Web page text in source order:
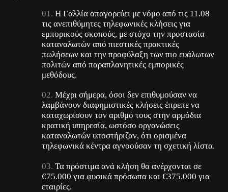
Η Γαλλία απαγορεύει με νόμο από τις 11.08
τις ανεπιθύμητες τηλεφωνικές κλήσεις για
εμπορικούς σκοπούς, με στόχο την προστασία
καταναλωτών από πιεστικές πρακτικές
πωλήσεων και την προφύλαξη των πιο ευάλωτων
πολιτών από παραπλανητικές εμπορικές
μεθόδους.
Μέχρι σήμερα, όσοι δεν επιθυμούσαν να
λαμβάνουν διαφημιστικές κλήσεις έπρεπε να
καταχωρίσουν τον αριθμό τους στην αρμόδια
κρατική υπηρεσία, ωστόσο οργανώσεις
καταναλωτών υποστήριζαν, ότι ορισμένα
τηλεφωνικά κέντρα αγνοούσαν τη σχετική λίστα.
Τα πρόστιμα ανά κλήση θα ανέρχονται σε
€75.000 για φυσικά πρόσωπα και €375.000 για
εταιρίες.